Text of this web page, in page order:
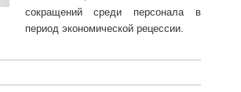
сокращений среди персонала в
период экономической рецессии.